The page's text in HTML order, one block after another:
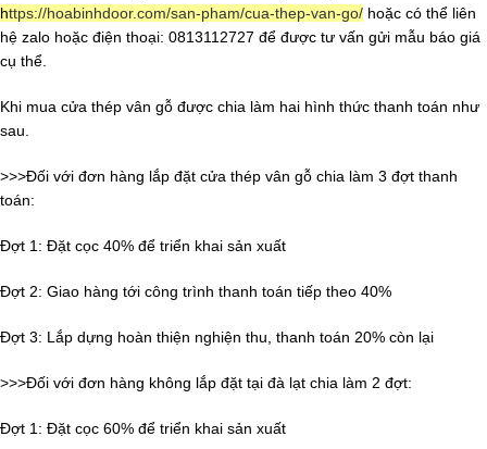
https://hoabinhdoor.com/san-pham/cua-thep-van-go/ hoặc có thể liên
hệ zalo hoặc điện thoại: 0813112727 để được tư vấn gửi mẫu báo giá
cụ thể.
Khi mua cửa thép vân gỗ được chia làm hai hình thức thanh toán như
sau.
>>>Đối với đơn hàng lắp đặt cửa thép vân gỗ chia làm 3 đợt thanh
toán:
Đợt 1: Đặt cọc 40% để triển khai sản xuất
Đợt 2: Giao hàng tới công trình thanh toán tiếp theo 40%
Đợt 3: Lắp dựng hoàn thiện nghiện thu, thanh toán 20% còn lại
>>>Đối với đơn hàng không lắp đặt tại đà lạt chia làm 2 đợt:
Đợt 1: Đặt cọc 60% để triển khai sản xuất